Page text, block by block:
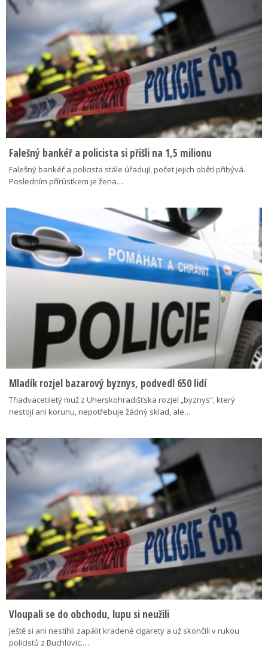
Falešný bankéř a policista si přišli na 1,5 milionu
Falešný bankéř a policista stále úřadují, počet jejich obětí přibývá.
Posledním přírůstkem je žena…
Mladík rozjel bazarový byznys, podvedl 650 lidí
Třiadvacetiletý muž z Uherskohradišťska rozjel „byznys“, který
nestojí ani korunu, nepotřebuje žádný sklad, ale…
Vloupali se do obchodu, lupu si neužili
Ještě si ani nestihli zapálit kradené cigarety a už skončili v rukou
policistů z Buchlovic.…